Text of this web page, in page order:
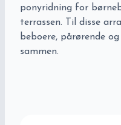
ponyridning for
terrassen. Til disse
beboere, pårørende
sammen.